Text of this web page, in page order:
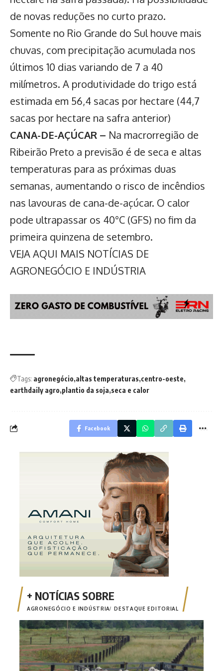
de novas reduções no curto prazo.
Somente no Rio Grande do Sul houve mais
chuvas, com precipitação acumulada nos
últimos 10 dias variando de 7 a 40
milímetros. A produtividade do trigo está
estimada em 56,4 sacas por hectare (44,7
sacas por hectare na safra anterior)
CANA-DE-AÇÚCAR – Na macrorregião de
Ribeirão Preto a previsão é de seca e altas
temperaturas para as próximas duas
semanas, aumentando o risco de incêndios
nas lavouras de cana-de-açúcar. O calor
pode ultrapassar os 40°C (GFS) no fim da
primeira quinzena de setembro.
VEJA AQUI MAIS NOTÍCIAS DE
AGRONEGÓCIO E INDÚSTRIA
Tags: agronegócio altas temperaturas centro-oeste
earthdaily agro plantio da soja seca e calor
Facebook
AGRONEGÓCIO E INDÚSTRIA DESTAQUE EDITORIAL